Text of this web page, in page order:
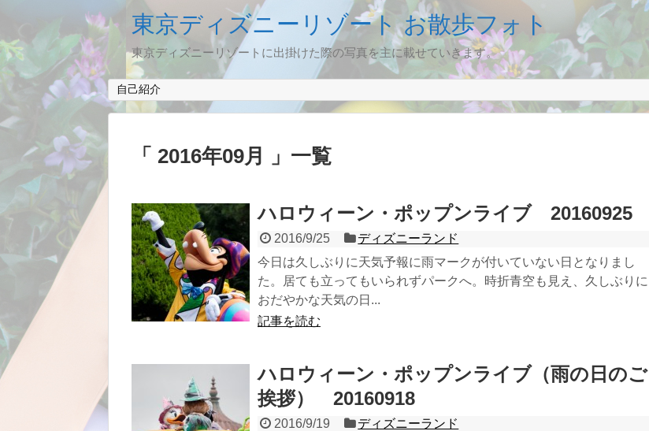
東京ディズニーリゾート お散歩フォト
東京ディズニーリゾートに出掛けた際の写真を主に載せていきます。
自己紹介
2016年09月 一覧
ハロウィーン・ポップンライブ 20160925
2016/9/25
ディズニーランド
今日は久しぶりに天気予報に雨マークが付いていない日となりまし
た。居ても立ってもいられずパークへ。時折青空も見え、久しぶりに
おだやかな天気の日...
記事を読む
ハロウィーン・ポップンライブ（雨の日のご
挨拶） 20160918
2016/9/19
ディズニーランド